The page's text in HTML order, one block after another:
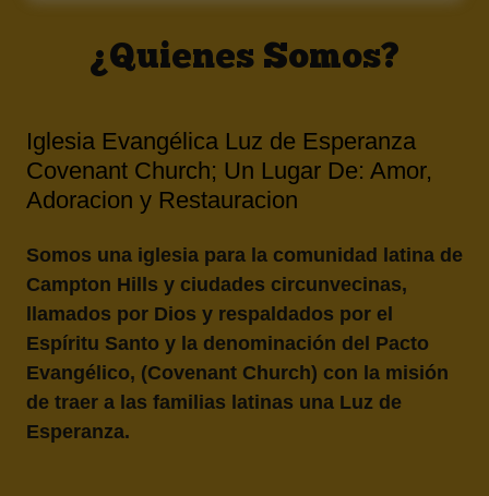
¿Quienes Somos?
Iglesia Evangélica Luz de Esperanza
Covenant Church; Un Lugar De: Amor,
Adoracion y Restauracion
Somos una iglesia para la comunidad latina de
Campton Hills y ciudades circunvecinas,
llamados por Dios y respaldados por el
Espíritu Santo y la denominación del Pacto
Evangélico, (Covenant Church) con la misión
de traer a las familias latinas una Luz de
Esperanza.